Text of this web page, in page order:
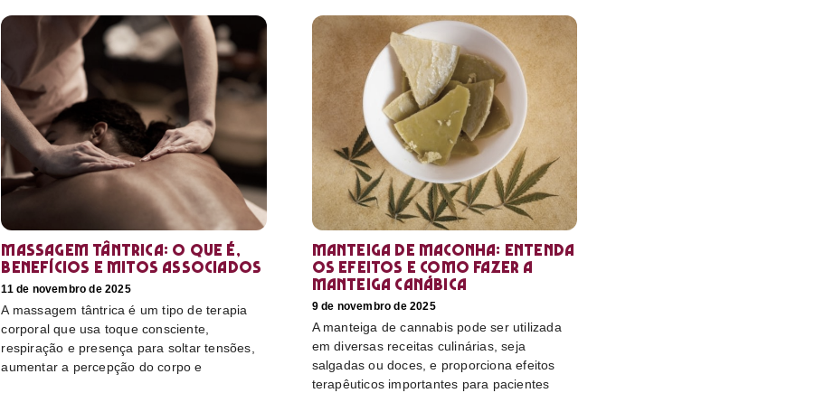
Massagem tântrica: o que é,
benefícios e mitos associados
11 de novembro de 2025
A massagem tântrica é um tipo de terapia
corporal que usa toque consciente,
respiração e presença para soltar tensões,
aumentar a percepção do corpo e
Manteiga de maconha: entenda
os efeitos e como fazer a
manteiga canábica
9 de novembro de 2025
A manteiga de cannabis pode ser utilizada
em diversas receitas culinárias, seja
salgadas ou doces, e proporciona efeitos
terapêuticos importantes para pacientes